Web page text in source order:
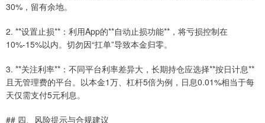
30%，留有余地。
2. **设置止损**：利用App的**自动止损功能**，将亏损控制在
10%-15%以内。切勿因“扛单”导致本金归零。
3. **关注利率**：不同平台利率差异大，长期持仓应选择**按日计息**
且无管理费的平台。以本金1万、杠杆5倍为例，日息0.01%相当于每
天仅需支付5元利息。
## 四、风险提示与合规建议